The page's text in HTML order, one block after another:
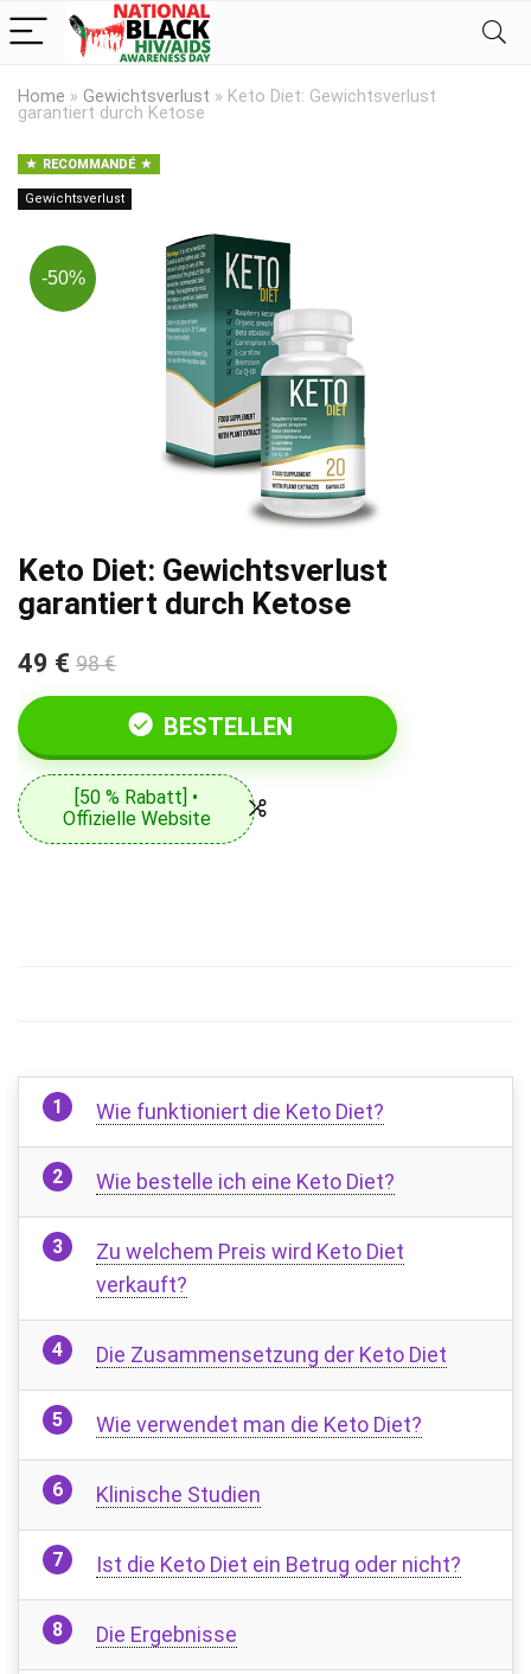
Home » Gewichtsverlust » Keto Diet: Gewichtsverlust
garantiert durch Ketose
RECOMMANDÉ
Gewichtsverlust
-50%
Keto Diet: Gewichtsverlust
garantiert durch Ketose
49 € 98 €
BESTELLEN
[50 % Rabatt] •
Offizielle Website
Wie funktioniert die Keto Diet?
Wie bestelle ich eine Keto Diet?
Zu welchem ​​Preis wird Keto Diet
verkauft?
Die Zusammensetzung der Keto Diet
Wie verwendet man die Keto Diet?
Klinische Studien
Ist die Keto Diet ein Betrug oder nicht?
Die Ergebnisse